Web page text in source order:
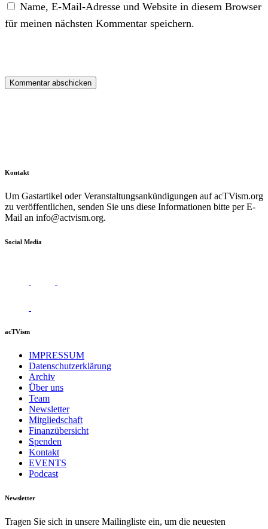
Name, E-Mail-Adresse und Website in diesem Browser
für meinen nächsten Kommentar speichern.
Kontakt
Um Gastartikel oder Veranstaltungsankündigungen auf acTVism.org
zu veröffentlichen, senden Sie uns diese Informationen bitte per E-
Mail an info@actvism.org.
Social Media
acTVism
IMPRESSUM
Datenschutzerklärung
Archiv
Über uns
Team
Newsletter
Mitgliedschaft
Finanzübersicht
Spenden
Kontakt
EVENTS
Podcast
Newsletter
Tragen Sie sich in unsere Mailingliste ein, um die neuesten